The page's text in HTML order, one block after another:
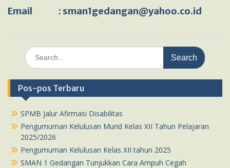
Email : sman1gedangan@yahoo.co.id
Search
for:
Pos-pos Terbaru
SPMB Jalur Afirmasi Disabilitas
Pengumuman Kelulusan Murid Kelas XII Tahun Pelajaran
2025/2026
Pengumuman Kelulusan Kelas XII tahun 2025
SMAN 1 Gedangan Tunjukkan Cara Ampuh Cegah